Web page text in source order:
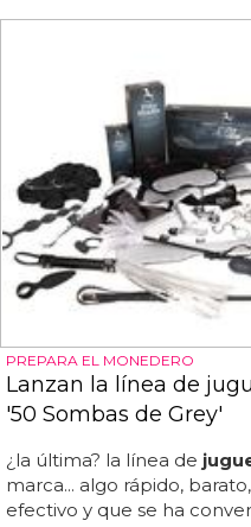
PREPARA EL MONEDERO
Lanzan la línea de
'50 Sombas de Grey'
¿la última? la línea de
marca... algo rápido,
efectivo y que se ha